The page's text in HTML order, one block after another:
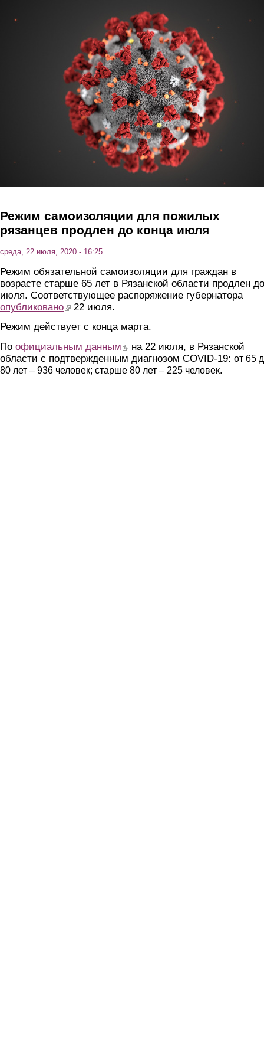
Режим самоизоляции для пожилых
рязанцев продлен до конца июля
среда, 22 июля, 2020 - 16:25
Режим обязательной самоизоляции для граждан в
возрасте старше 65 лет в Рязанской области продлен
июля. Соответствующее распоряжение губернатора
опубликовано(link is external)
22 июля.
Режим действует с конца марта.
По официальным данным (link is external)
на 22 июля, в Рязанской
области с подтвержденным диагнозом COVID-19: от 65
80 лет – 936 человек; старше 80 лет – 225 человек.